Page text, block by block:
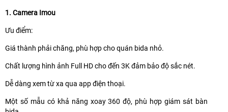
1. Camera Imou
Ưu điểm:
Giá thành phải chăng, phù hợp cho quán bida nhỏ.
Chất lượng hình ảnh Full HD cho đến 3K đảm bảo độ sắc nét.
Dễ dàng xem từ xa qua app điện thoại.
Một số mẫu có khả năng xoay 360 độ, phù hợp giám sát bàn